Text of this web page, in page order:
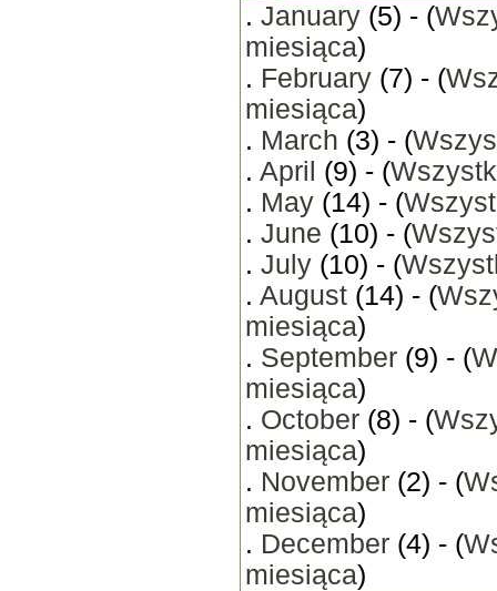
. January (5) - (
miesiąca)
. February (7) - (
miesiąca)
. March (3) - (
. April (9) - (
. May (14) - (
. June (10) - (
. July (10) - (
. August (14) - (
miesiąca)
. September (9) - (
miesiąca)
. October (8) - (
miesiąca)
. November (2) - (
miesiąca)
. December (4) - (
miesiąca)